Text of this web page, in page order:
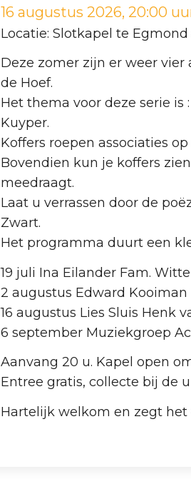
16 augustus 2026, 20:00
Locatie: Slotkapel te
Deze zomer zijn er weer
de Hoef.
Het thema voor deze serie is
Kuyper.
Koffers roepen associaties
Bovendien kun je koffers
meedraagt.
Laat u verrassen door de
Zwart.
Het programma duurt een
19 juli Ina Eilander Fam.
2 augustus Edward
16 augustus Lies Sluis Henk
6 september Muziekgroep
Aanvang 20 u. Kapel open
Entree gratis, collecte bij de
Hartelijk welkom en zegt het